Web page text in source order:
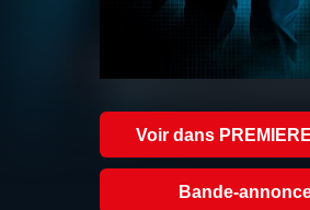
Voir dans
Bande-